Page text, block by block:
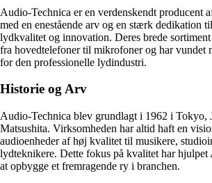
Audio-Technica er en verdenskendt producent
med en enestående arv og en stærk dedikation
lydkvalitet og innovation. Deres brede
fra hovedtelefoner til mikrofoner og har vundet
for den professionelle lydindustri.
Historie og Arv
Audio-Technica blev grundlagt i 1962 i Tokyo,
Matsushita. Virksomheden har altid haft en
audioenheder af høj kvalitet til musikere,
lydteknikere. Dette fokus på kvalitet har hjulpet
at opbygge et fremragende ry i branchen.